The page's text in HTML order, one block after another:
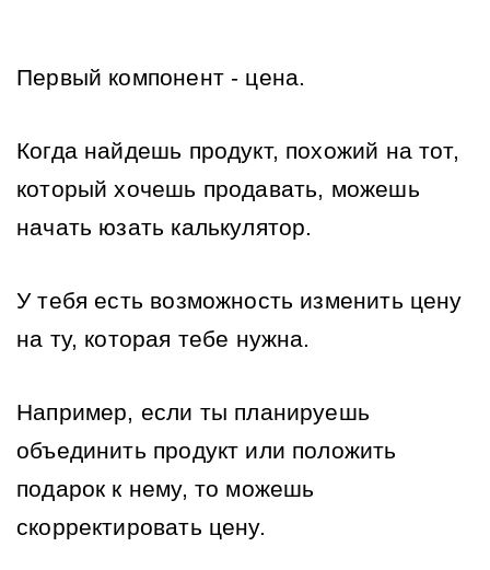
Первый компонент - цена.
Когда найдешь продукт, похожий на тот,
который хочешь продавать, можешь
начать юзать калькулятор.
У тебя есть возможность изменить цену
на ту, которая тебе нужна.
Например, если ты планируешь
объединить продукт или положить
подарок к нему, то можешь
скорректировать цену.